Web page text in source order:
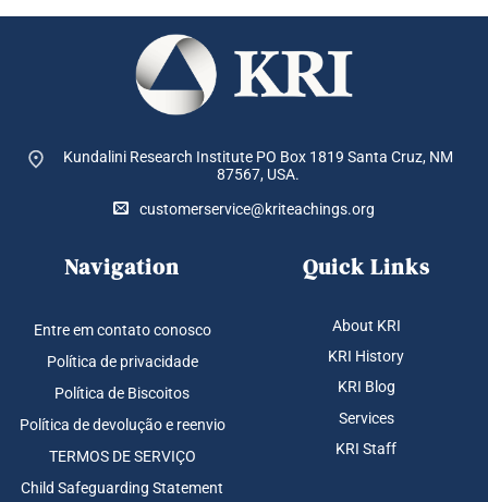
Kundalini Research Institute PO Box 1819 Santa Cruz, NM
87567, USA.
customerservice@kriteachings.org
Navigation
Entre em contato conosco
Política de privacidade
Política de Biscoitos
Política de devolução e reenvio
TERMOS DE SERVIÇO
Child Safeguarding Statement
Quick Links
About KRI
KRI History
KRI Blog
Services
KRI Staff